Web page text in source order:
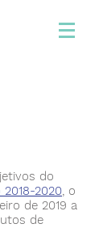
do
2020, o
de 2019 a
de